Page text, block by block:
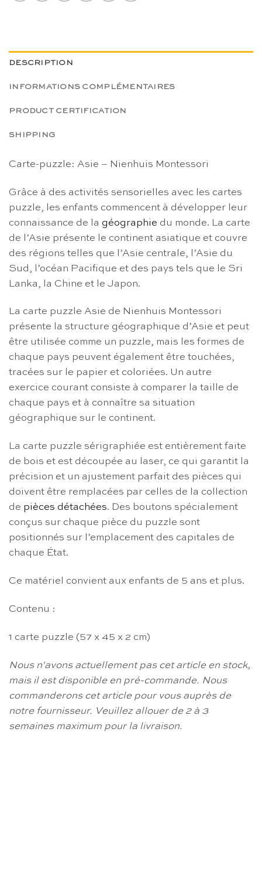
DESCRIPTION
INFORMATIONS COMPLÉMENTAIRES
PRODUCT CERTIFICATION
SHIPPING
Carte-puzzle: Asie – Nienhuis Montessori
Grâce à des activités sensorielles avec les cartes
puzzle, les enfants commencent à développer leur
connaissance de la géographie du monde. La carte
de l’Asie présente le continent asiatique et couvre
des régions telles que l’Asie centrale, l’Asie du
Sud, l’océan Pacifique et des pays tels que le Sri
Lanka, la Chine et le Japon.
La carte puzzle Asie de Nienhuis Montessori
présente la structure géographique d’Asie et peut
être utilisée comme un puzzle, mais les formes de
chaque pays peuvent également être touchées,
tracées sur le papier et coloriées. Un autre
exercice courant consiste à comparer la taille de
chaque pays et à connaître sa situation
géographique sur le continent.
La carte puzzle sérigraphiée est entièrement faite
de bois et est découpée au laser, ce qui garantit la
précision et un ajustement parfait des pièces qui
doivent être remplacées par celles de la collection
de pièces détachées. Des boutons spécialement
conçus sur chaque pièce du puzzle sont
positionnés sur l’emplacement des capitales de
chaque État.
Ce matériel convient aux enfants de 5 ans et plus.
Contenu :
1 carte puzzle (57 x 45 x 2 cm)
Nous n'avons actuellement pas cet article en stock,
mais il est disponible en pré-commande. Nous
commanderons cet article pour vous auprès de
notre fournisseur. Veuillez allouer de 2 à 3
semaines maximum pour la livraison.